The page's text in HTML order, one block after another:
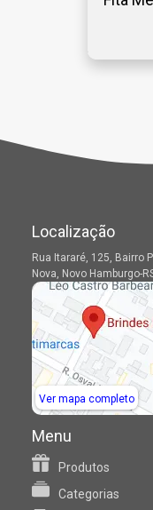
Localização
Rua Itararé, 125, Bairro
Nova, Novo Hamburgo-
Ver mapa completo
Menu
Produtos
Categorias